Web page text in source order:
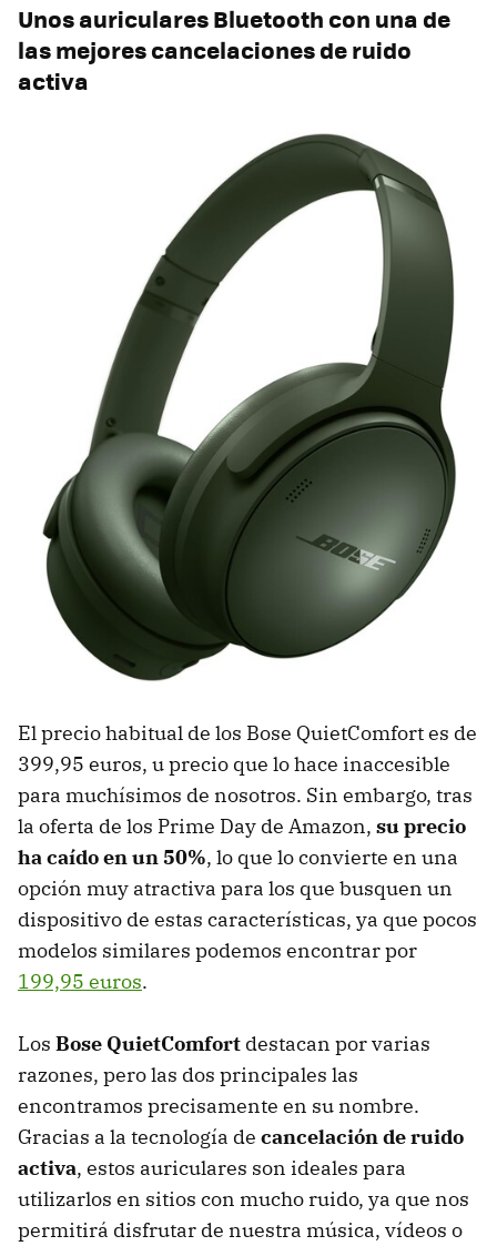
Unos auriculares Bluetooth con una de
las mejores cancelaciones de ruido
activa
El precio habitual de los Bose QuietComfort es de
399,95 euros, u precio que lo hace inaccesible
para muchísimos de nosotros. Sin embargo, tras
la oferta de los Prime Day de Amazon, su precio
ha caído en un 50%, lo que lo convierte en una
opción muy atractiva para los que busquen un
dispositivo de estas características, ya que pocos
modelos similares podemos encontrar por
199,95 euros.
Los Bose QuietComfort destacan por varias
razones, pero las dos principales las
encontramos precisamente en su nombre.
Gracias a la tecnología de cancelación de ruido
activa, estos auriculares son ideales para
utilizarlos en sitios con mucho ruido, ya que nos
permitirá disfrutar de nuestra música, vídeos o